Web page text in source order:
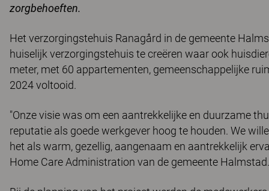
zorgbehoeften.
Het verzorgingstehuis Ranagård in de gemeente
huiselijk verzorgingstehuis te creëren waar ook
meter, met 60 appartementen, gemeenschappelijke
2024 voltooid.
"Onze visie was om een aantrekkelijke en duurzame
reputatie als goede werkgever hoog te houden. We
het als warm, gezellig, aangenaam en aantrekkelijk
Home Care Administration van de gemeente Halmstad.